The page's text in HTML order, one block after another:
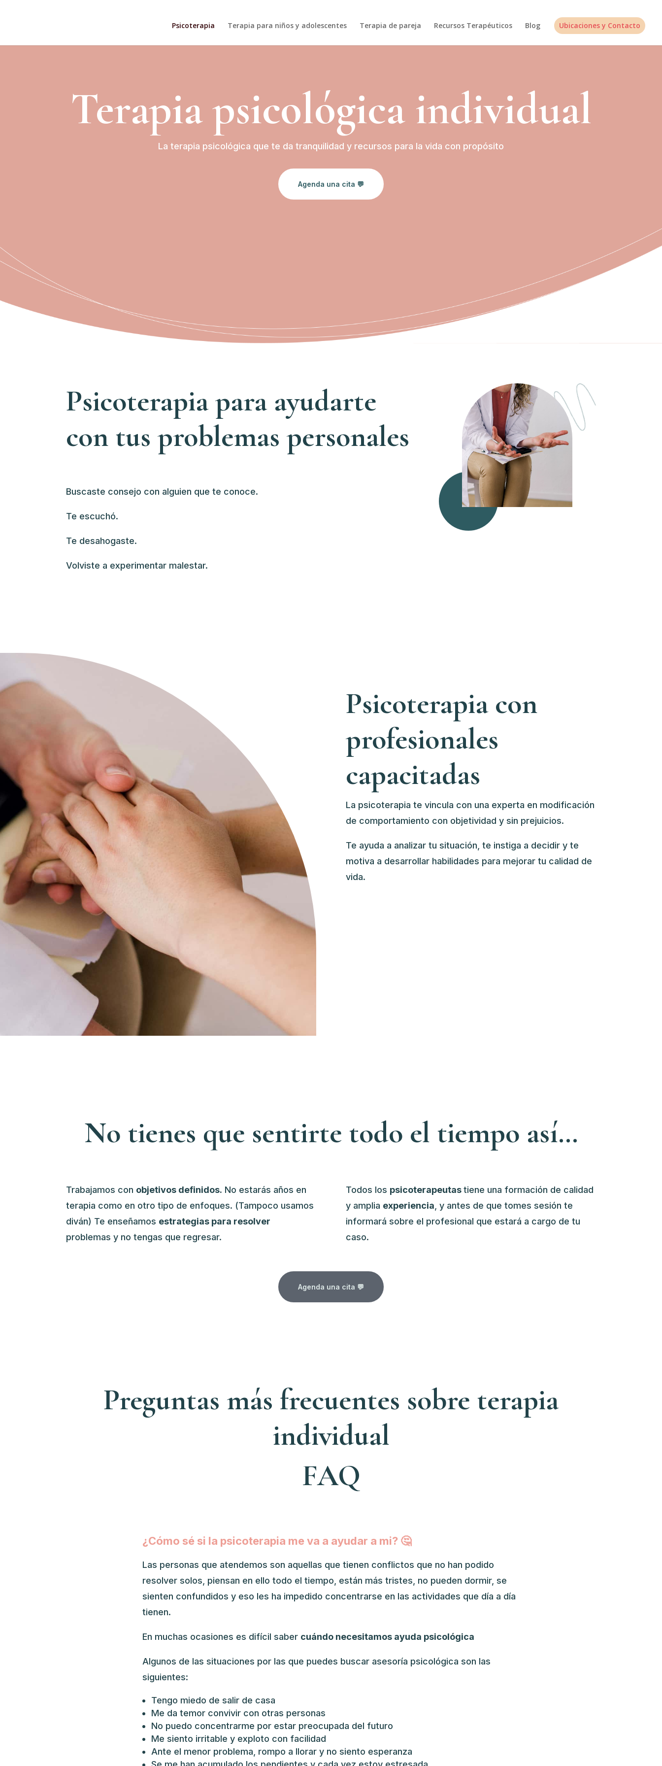
Psicoterapia Terapia para niños y adolescentes Terapia de pareja Recursos Terapéuticos Blog Ubicaciones y Contacto
Terapia psicológica individual
La terapia psicológica que te da tranquilidad y recursos para la vida con propósito
Agenda una cita 💬
Psicoterapia para ayudarte
con tus problemas personales
Buscaste consejo con alguien que te conoce.
Te escuchó.
Te desahogaste.
Volviste a experimentar malestar.
Psicoterapia con
profesionales
capacitadas
La psicoterapia te vincula con una experta en modificación
de comportamiento con objetividad y sin prejuicios.
Te ayuda a analizar tu situación, te instiga a decidir y te
motiva a desarrollar habilidades para mejorar tu calidad de
vida.
No tienes que sentirte todo el tiempo así…
Trabajamos con objetivos definidos. No estarás años en
terapia como en otro tipo de enfoques. (Tampoco usamos
diván) Te enseñamos estrategias para resolver
problemas y no tengas que regresar.
Todos los psicoterapeutastiene una formación de calidad
y amplia experiencia , y antes de que tomes sesión te
informará sobre el profesional que estará a cargo de tu
caso.
Agenda una cita 💬
Preguntas más frecuentes sobre terapia
individual
FAQ
¿Cómo sé si la psicoterapia me va a ayudar a mi? 🤔
Las personas que atendemos son aquellas que tienen conflictos que no han podido
resolver solos, piensan en ello todo el tiempo, están más tristes, no pueden dormir, se
sienten confundidos y eso les ha impedido concentrarse en las actividades que día a día
tienen.
En muchas ocasiones es difícil saber cuándo necesitamos ayuda psicológica
Algunos de las situaciones por las que puedes buscar asesoría psicológica son las
siguientes:
Tengo miedo de salir de casa
Me da temor convivir con otras personas
No puedo concentrarme por estar preocupada del futuro
Me siento irritable y exploto con facilidad
Ante el menor problema, rompo a llorar y no siento esperanza